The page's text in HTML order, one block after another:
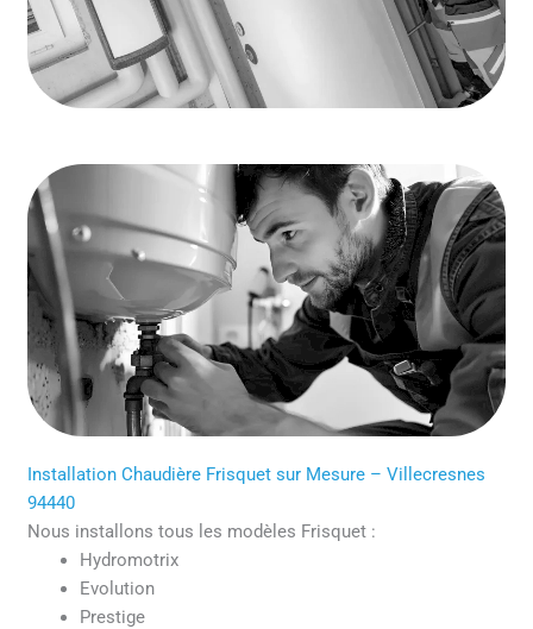
Installation Chaudière Frisquet sur Mesure – Villecresnes
94440
Nous installons tous les modèles Frisquet :
Hydromotrix
Evolution
Prestige